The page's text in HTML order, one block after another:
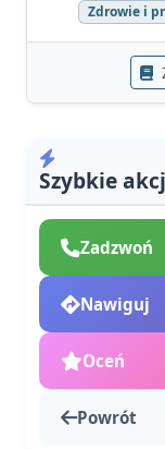
Zdrowie i
Szybkie
Zadzwoń
Nawiguj
Oceń
Powrót